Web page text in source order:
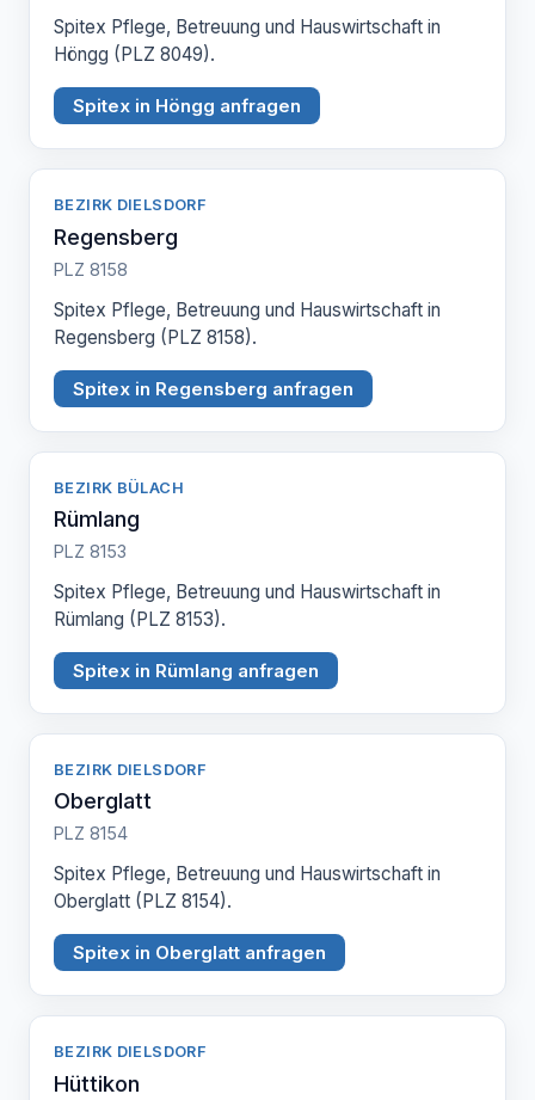
Spitex Pflege, Betreuung und Hauswirtschaft in
Höngg (PLZ 8049).
Spitex in Höngg anfragen
BEZIRK DIELSDORF
Regensberg
PLZ 8158
Spitex Pflege, Betreuung und Hauswirtschaft in
Regensberg (PLZ 8158).
Spitex in Regensberg anfragen
BEZIRK BÜLACH
Rümlang
PLZ 8153
Spitex Pflege, Betreuung und Hauswirtschaft in
Rümlang (PLZ 8153).
Spitex in Rümlang anfragen
BEZIRK DIELSDORF
Oberglatt
PLZ 8154
Spitex Pflege, Betreuung und Hauswirtschaft in
Oberglatt (PLZ 8154).
Spitex in Oberglatt anfragen
BEZIRK DIELSDORF
Hüttikon